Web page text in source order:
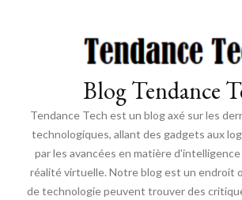
Blog Tendance
Tendance Tech est un blog axé sur les
technologiques, allant des gadgets aux
par les avancées en matière
réalité virtuelle. Notre blog est un endroit
de technologie peuvent trouver des